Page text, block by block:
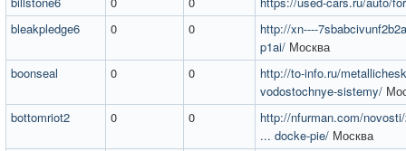
bleakpledge6
0 0
http://xn----
p1ai/ Москва
boonseal
0 0
http://to-info.ru/
vodostochnye-sistemy/
bottomriot2
0 0
http://nfurman.com/
... docke-pie/ Москва